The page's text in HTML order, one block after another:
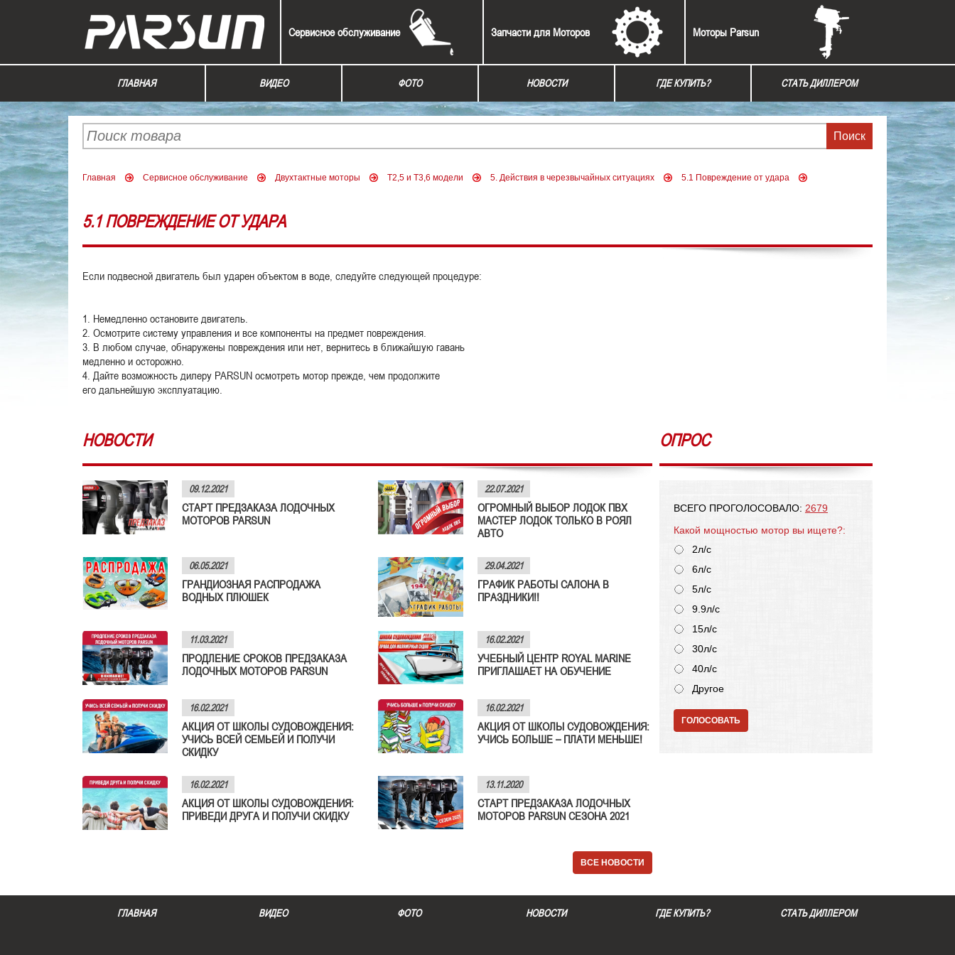
Сервисное обслуживание Запчасти для Моторов Моторы Parsun
ГЛАВНАЯ ВИДЕО ФОТО НОВОСТИ ГДЕ КУПИТЬ? СТАТЬ ДИЛЛЕРОМ
Главная Сервисное обслуживание Двухтактные моторы Т2,5 и Т3,6 модели 5. Действия в черезвычайных ситуациях 5.1 Повреждение от удара
5.1 ПОВРЕЖДЕНИЕ ОТ УДАРА
Если подвесной двигатель был ударен объектом в воде, следуйте следующей процедуре:
1. Немедленно остановите двигатель.
2. Осмотрите систему управления и все компоненты на предмет повреждения.
3. В любом случае, обнаружены повреждения или нет, вернитесь в ближайшую гавань
медленно и осторожно.
4. Дайте возможность дилеру PARSUN осмотреть мотор прежде, чем продолжите
его дальнейшую эксплуатацию.
НОВОСТИ
09.12.2021
СТАРТ ПРЕДЗАКАЗА ЛОДОЧНЫХ
МОТОРОВ PARSUN
22.07.2021
ОГРОМНЫЙ ВЫБОР ЛОДОК ПВХ
МАСТЕР ЛОДОК ТОЛЬКО В РОЯЛ
АВТО
06.05.2021
ГРАНДИОЗНАЯ РАСПРОДАЖА
ВОДНЫХ ПЛЮШЕК
29.04.2021
ГРАФИК РАБОТЫ САЛОНА В
ПРАЗДНИКИ!!
11.03.2021
ПРОДЛЕНИЕ СРОКОВ ПРЕДЗАКАЗА
ЛОДОЧНЫХ МОТОРОВ PARSUN
16.02.2021
УЧЕБНЫЙ ЦЕНТР ROYAL MARINE
ПРИГЛАШАЕТ НА ОБУЧЕНИЕ
16.02.2021
АКЦИЯ ОТ ШКОЛЫ СУДОВОЖДЕНИЯ:
УЧИСЬ ВСЕЙ СЕМЬЕЙ И ПОЛУЧИ
СКИДКУ
16.02.2021
АКЦИЯ ОТ ШКОЛЫ СУДОВОЖДЕНИЯ:
УЧИСЬ БОЛЬШЕ – ПЛАТИ МЕНЬШЕ!
16.02.2021
АКЦИЯ ОТ ШКОЛЫ СУДОВОЖДЕНИЯ:
ПРИВЕДИ ДРУГА И ПОЛУЧИ СКИДКУ
13.11.2020
СТАРТ ПРЕДЗАКАЗА ЛОДОЧНЫХ
МОТОРОВ PARSUN СЕЗОНА 2021
ВСЕ НОВОСТИ
ОПРОС
ВСЕГО ПРОГОЛОСОВАЛО: 2679
Какой мощностью мотор вы ищете?:
2л/с
6л/с
5л/с
9.9л/с
15л/с
30л/с
40л/с
Другое
ГОЛОСОВАТЬ
ГЛАВНАЯ ВИДЕО ФОТО НОВОСТИ ГДЕ КУПИТЬ? СТАТЬ ДИЛЛЕРОМ